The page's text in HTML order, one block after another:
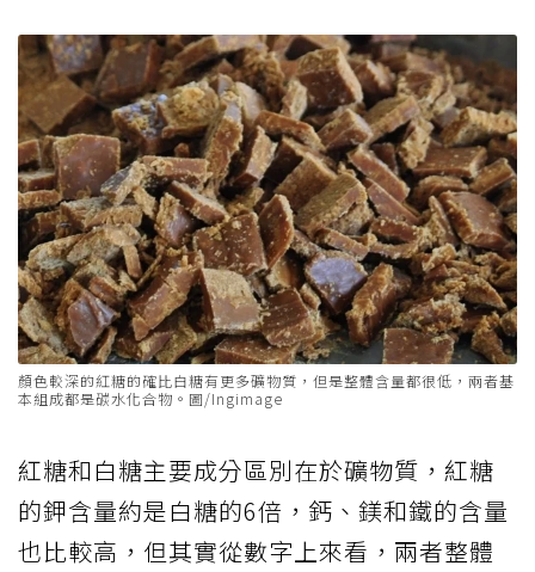
顏色較深的紅糖的確比白糖有更多礦物質，但是整體含量都很低，兩者基
本組成都是碳水化合物。圖/Ingimage
紅糖和白糖主要成分區別在於礦物質，紅糖
的鉀含量約是白糖的6倍，鈣、鎂和鐵的含量
也比較高，但其實從數字上來看，兩者整體